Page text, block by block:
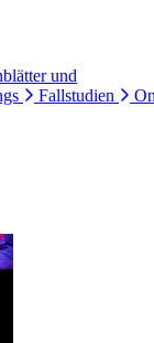
und
Fallstudien